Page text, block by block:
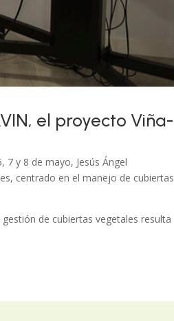
el proyecto Viña-
7 y 8 de mayo, Jesús Ángel
centrado en el manejo de cubiertas
de cubiertas vegetales resulta